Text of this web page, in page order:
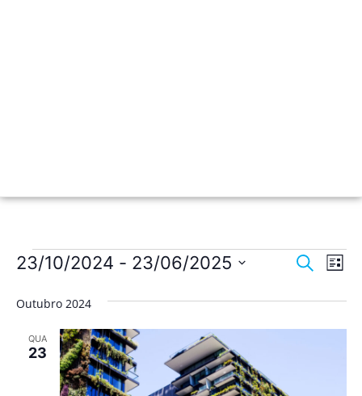
de
Pesquisar
de
Lista
23/10/2024 - 23/06/2025
data.
Outubro 2024
QUA
23